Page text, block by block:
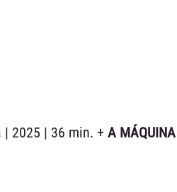
| 2025 | 36 min. + A